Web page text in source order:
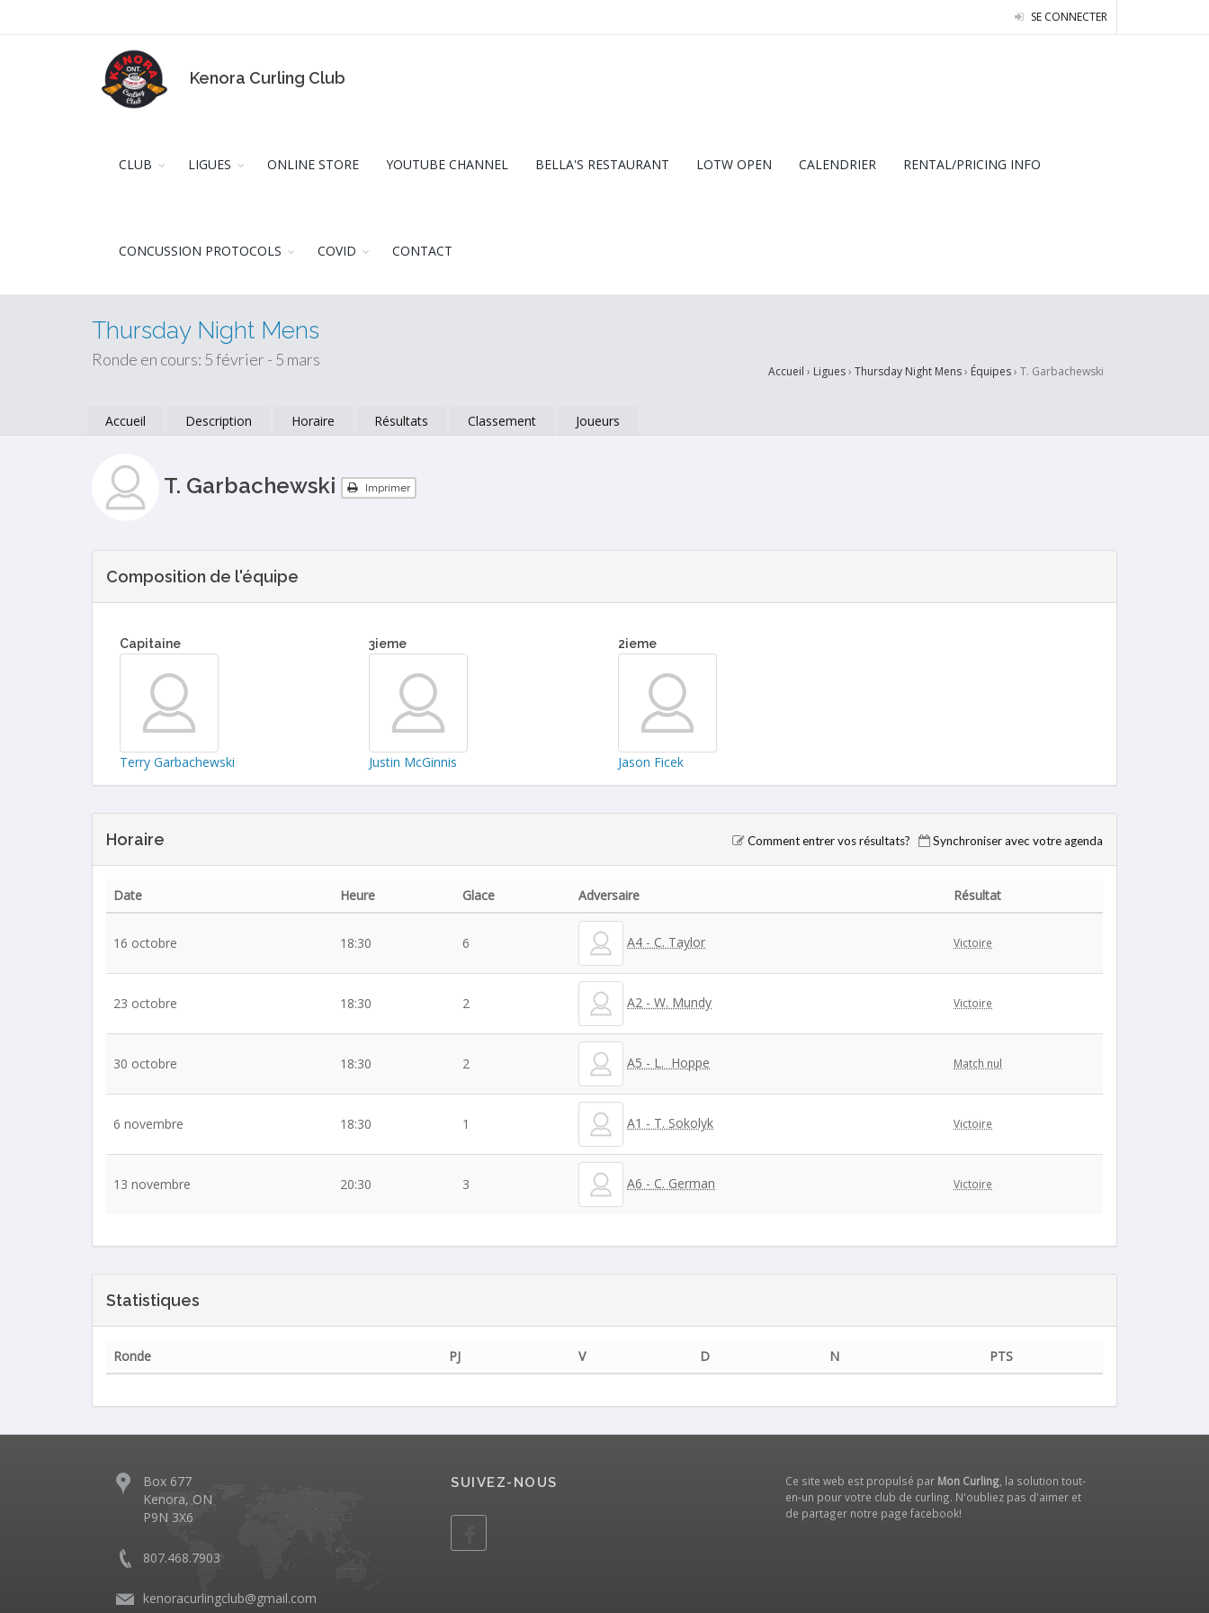
SE CONNECTER
Kenora Curling Club
CLUB LIGUES ONLINE STORE YOUTUBE CHANNEL BELLA'S RESTAURANT LOTW OPEN CALENDRIER RENTAL/PRICING INFO
CONCUSSION PROTOCOLS COVID CONTACT
Thursday Night Mens
Ronde en cours: 5 février - 5 mars
Accueil › Ligues› Thursday Night Mens› Équipes› T. Garbachewski
Accueil Description Horaire Résultats Classement Joueurs
T. Garbachewski Imprimer
Composition de l'équipe
Capitaine
Terry Garbachewski
3ieme
Justin McGinnis
2ieme
Jason Ficek
Horaire Comment entrer vos résultats? Synchroniser avec votre agenda
Date Heure Glace Adversaire Résultat
16 octobre 18:30 6 A4 - C. Taylor Victoire
23 octobre 18:30 2 A2 - W. Mundy Victoire
30 octobre 18:30 2 A5 - L. Hoppe Match nul
6 novembre 18:30 1 A1 - T. Sokolyk Victoire
13 novembre 20:30 3 A6 - C. German Victoire
Statistiques
Ronde PJ V D N PTS
Box 677
Kenora, ON
P9N 3X6
807.468.7903
kenoracurlingclub@gmail.com
SUIVEZ-NOUS Ce site web est propulsé par Mon Curling , la solution tout-
en-un pour votre club de curling. N'oubliez pas d'aimer et
de partager notre page facebook!